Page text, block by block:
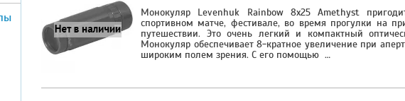
Монокуляр Levenhuk Rainbow 8x25 Amethyst
спортивном матче, фестивале, во время прогулки на
путешествии. Это очень легкий и компактный
Монокуляр обеспечивает 8-кратное увеличение при
широким полем зрения. С его помощью …